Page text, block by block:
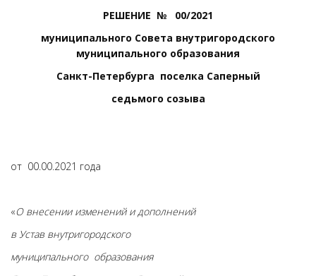
РЕШЕНИЕ № 00/2021
муниципального Совета внутригородского
муниципального образования
Санкт-Петербурга поселка Саперный
седьмого созыва
от 00.00.2021 года
«О внесении изменений и дополнений
в Устав внутригородского
муниципального образования